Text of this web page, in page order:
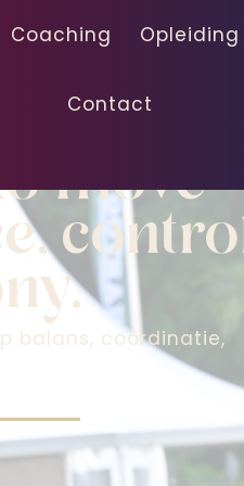
Coaching Opleiding
Contact
move
balans, coördinatie,